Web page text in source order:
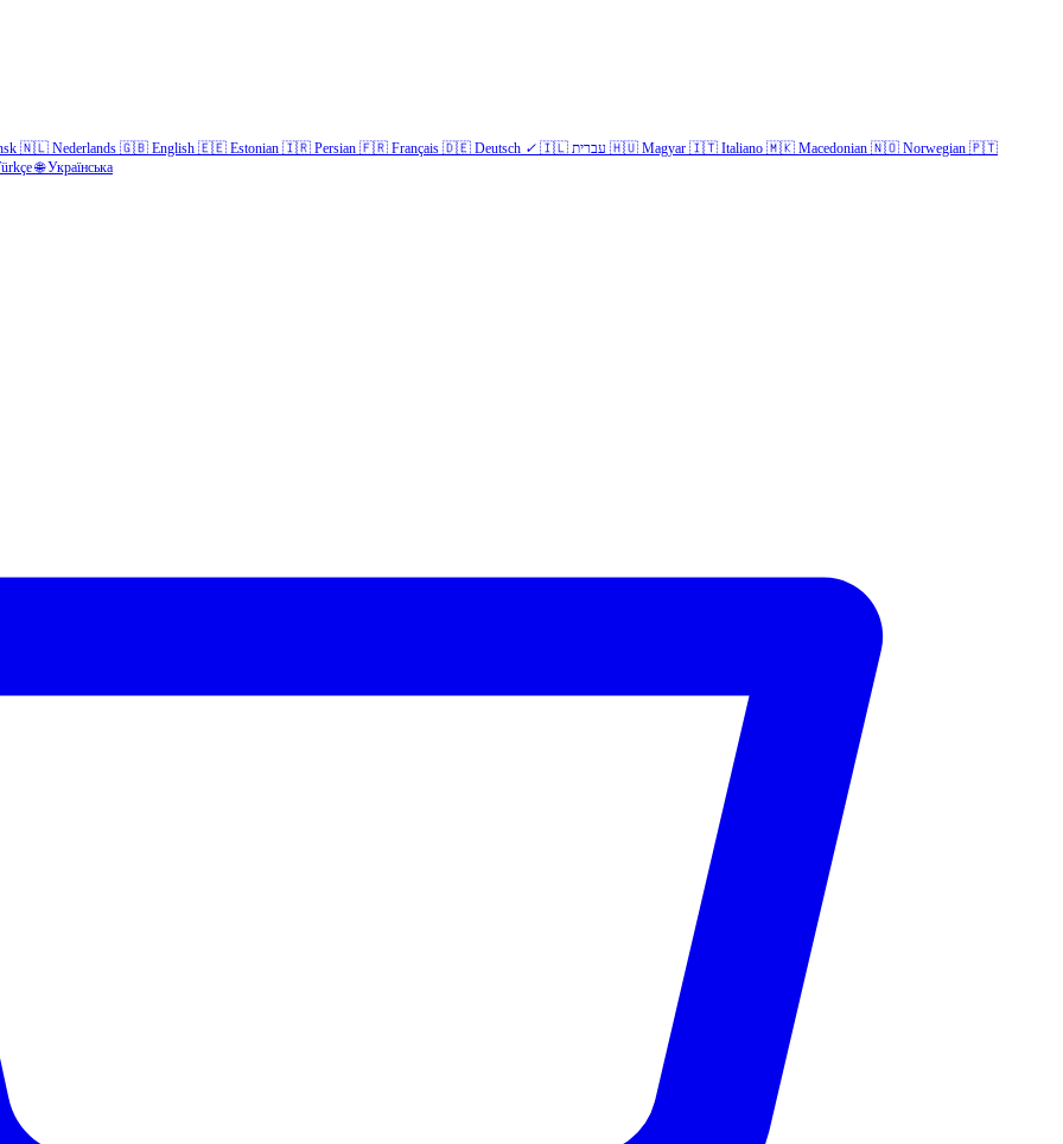
🇳🇱 Nederlands 🇬🇧 English 🇪🇪 Estonian 🇮🇷 Persian 🇫🇷 Français 🇩🇪 Deutsch ✓ 🇮🇱 עברית 🇭🇺 Magyar 🇮🇹 Italiano 🇲🇰 Macedonian 🇳🇴 Norwegian 🇵🇹
🌐 Українська